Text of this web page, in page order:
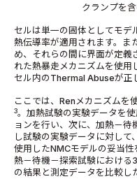
クランプを
セルは単一の固体としてモデ
熱伝導率が適用されます。ま
め、それらの間に界面が定義
れた熱暴走メカニズムを使用
セル内のThermal Abuseが正
ここでは、Renメカニズムを
3。加熱試験の実験データを
ョンを行い、次に、加熱－
し試験の実験データに対し
使用したNMCモデルの妥当
熱－待機－探索試験における
の結果と測定データを比較し